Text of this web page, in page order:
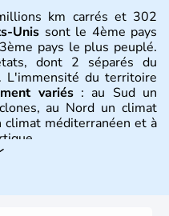
km carrés et 302
Unis sont le 4ème pays
pays le plus peuplé.
dont 2 séparés du
. L'immensité du territoire
variés: au Sud un
au Nord un climat
méditerranéen et à